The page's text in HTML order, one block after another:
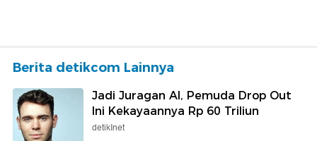
Berita detikcom Lainnya
Jadi Juragan AI, Pemuda Drop Out
Ini Kekayaannya Rp 60 Triliun
detikInet